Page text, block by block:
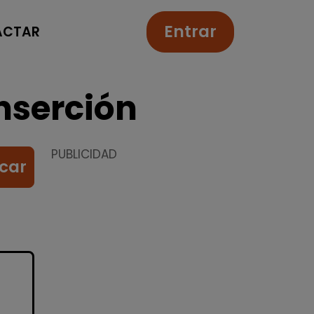
Entrar
PUBLICIDAD